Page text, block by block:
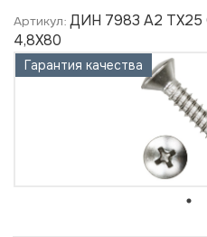
Артикул: ДИН 7983 А2 TX25
4,8X80
Гарантия качества